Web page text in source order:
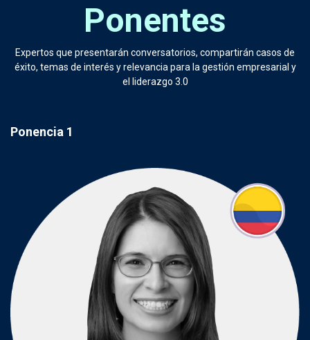
Ponentes
Expertos que presentarán conversatorios, compartirán casos de
éxito, temas de interés y relevancia para la gestión empresarial y
el liderazgo 3.0
Ponencia 1